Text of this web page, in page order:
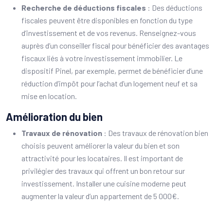
Recherche de déductions fiscales : Des déductions
fiscales peuvent être disponibles en fonction du type
d’investissement et de vos revenus. Renseignez-vous
auprès d’un conseiller fiscal pour bénéficier des avantages
fiscaux liés à votre investissement immobilier. Le
dispositif Pinel, par exemple, permet de bénéficier d’une
réduction d’impôt pour l’achat d’un logement neuf et sa
mise en location.
Amélioration du bien
Travaux de rénovation : Des travaux de rénovation bien
choisis peuvent améliorer la valeur du bien et son
attractivité pour les locataires. Il est important de
privilégier des travaux qui offrent un bon retour sur
investissement. Installer une cuisine moderne peut
augmenter la valeur d’un appartement de 5 000€.